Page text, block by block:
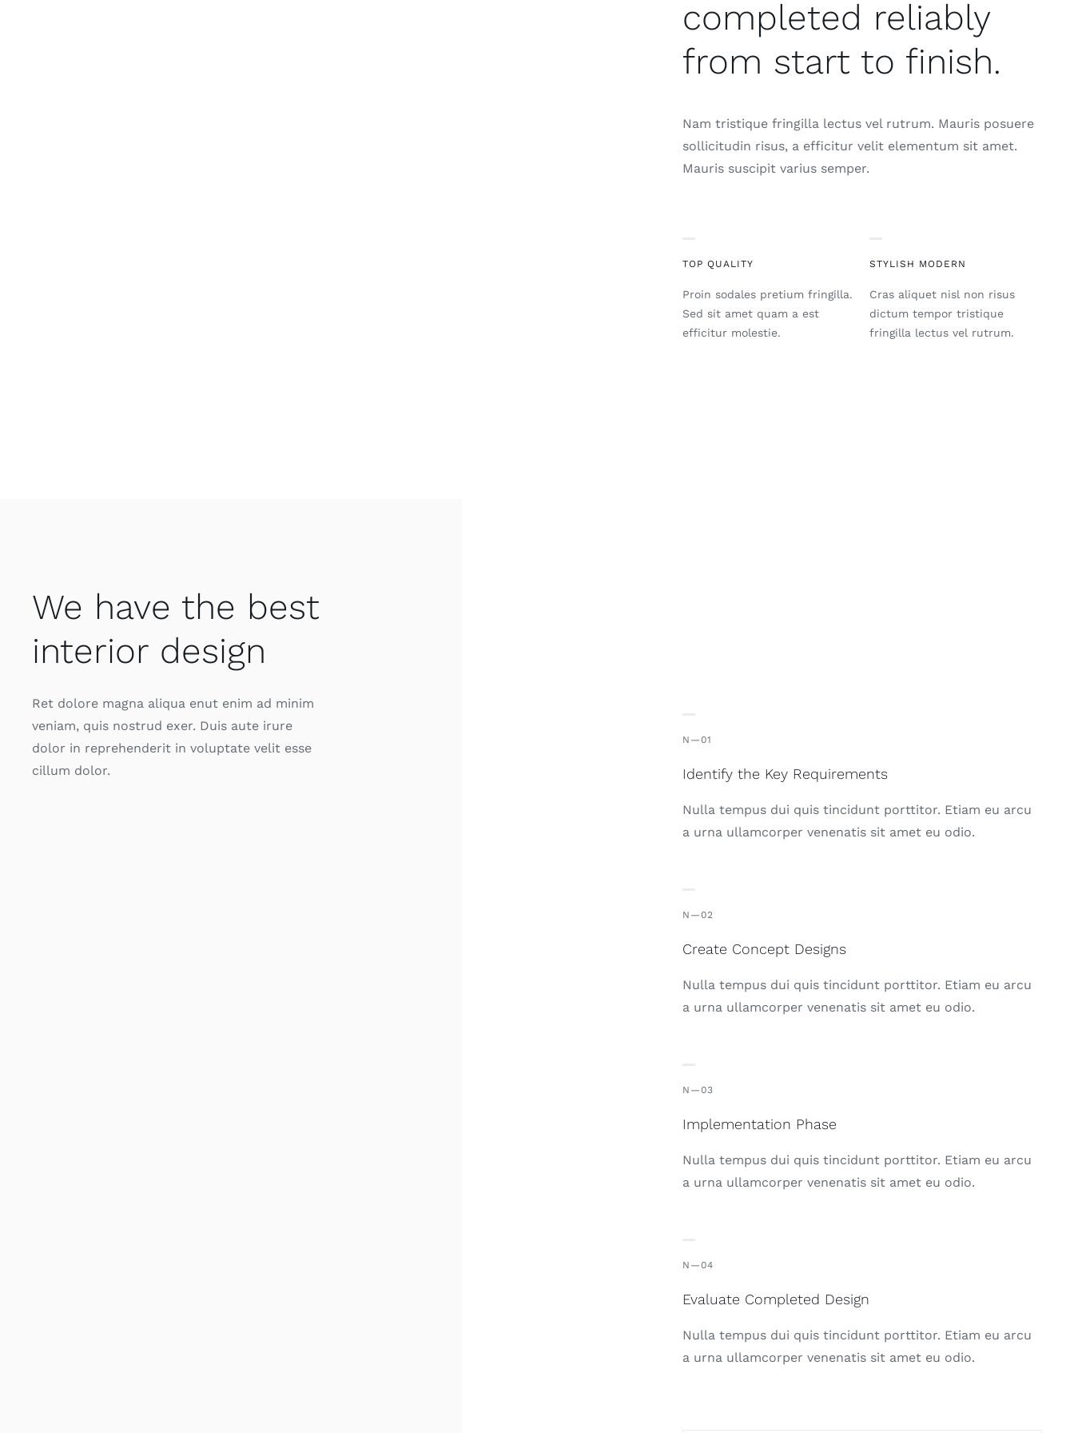
completed reliably
from start to finish.
Nam tristique fringilla lectus vel rutrum. Mauris posuere
sollicitudin risus, a efficitur velit elementum sit amet.
Mauris suscipit varius semper.
TOP QUALITY
Proin sodales pretium fringilla.
Sed sit amet quam a est
efficitur molestie.
STYLISH MODERN
Cras aliquet nisl non risus
dictum tempor tristique
fringilla lectus vel rutrum.
We have the best
interior design
Ret dolore magna aliqua enut enim ad minim
veniam, quis nostrud exer. Duis aute irure
dolor in reprehenderit in voluptate velit esse
cillum dolor.
N—01
Identify the Key Requirements
Nulla tempus dui quis tincidunt porttitor. Etiam eu arcu
a urna ullamcorper venenatis sit amet eu odio.
N—02
Create Concept Designs
Nulla tempus dui quis tincidunt porttitor. Etiam eu arcu
a urna ullamcorper venenatis sit amet eu odio.
N—03
Implementation Phase
Nulla tempus dui quis tincidunt porttitor. Etiam eu arcu
a urna ullamcorper venenatis sit amet eu odio.
N—04
Evaluate Completed Design
Nulla tempus dui quis tincidunt porttitor. Etiam eu arcu
a urna ullamcorper venenatis sit amet eu odio.